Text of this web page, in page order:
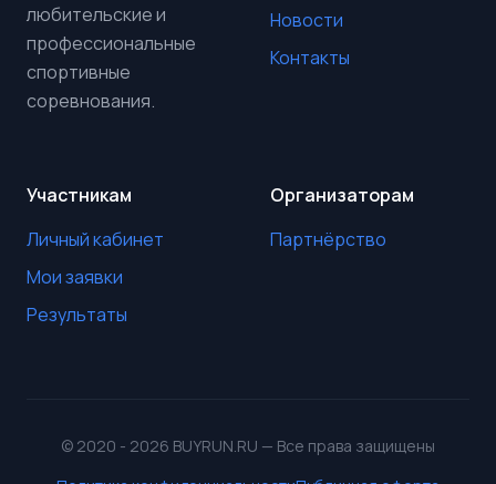
любительские и
профессиональные
спортивные
соревнования.
Новости
Контакты
Участникам
Личный кабинет
Мои заявки
Результаты
Организаторам
Партнёрство
© 2020 - 2026 BUYRUN.RU — Все права защищены